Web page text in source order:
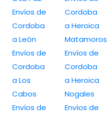
Envíos de
Cordoba
a León
Envíos de
Cordoba
a Los
Cabos
Envíos de
Cordoba
a Heroica
Matamoros
Envíos de
Cordoba
a Heroica
Nogales
Envíos de